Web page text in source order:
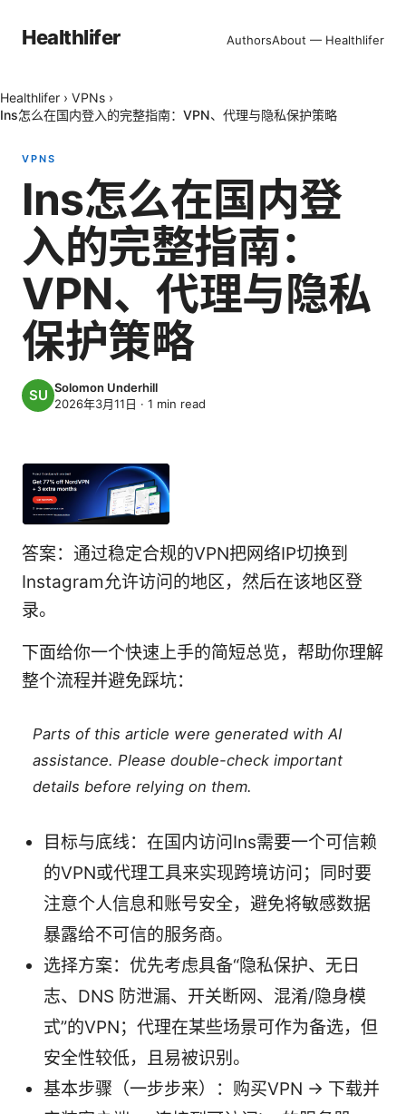
Healthlifer AuthorsAbout — Healthlifer
Healthlifer › VPNs ›
Ins怎么在国内登入的完整指南：VPN、代理与隐私保护策略
VPNS
Ins怎么在国内登
入的完整指南：
VPN、代理与隐私
保护策略
Solomon Underhill
2026年3月11日 · 1 min read
答案：通过稳定合规的VPN把网络IP切换到
Instagram允许访问的地区，然后在该地区登
录。
下面给你一个快速上手的简短总览，帮助你理解
整个流程并避免踩坑：
Parts of this article were generated with AI
assistance. Please double-check important
details before relying on them.
目标与底线：在国内访问Ins需要一个可信赖
的VPN或代理工具来实现跨境访问；同时要
注意个人信息和账号安全，避免将敏感数据
暴露给不可信的服务商。
选择方案：优先考虑具备“隐私保护、无日
志、DNS 防泄漏、开关断网、混淆/隐身模
式”的VPN；代理在某些场景可作为备选，但
安全性较低，且易被识别。
基本步骤（一步步来）：购买VPN → 下载并